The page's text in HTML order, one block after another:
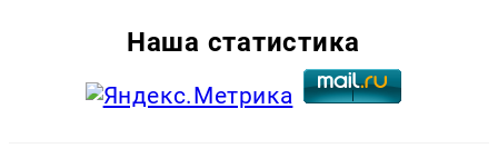
Наша статистика